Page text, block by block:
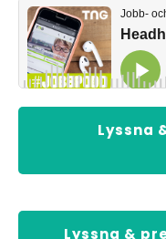
Lyssna
Lyssna &